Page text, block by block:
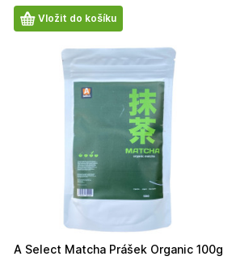
Počet
produktů
Vložit do košíku
A Select Matcha Prášek Organic 100g